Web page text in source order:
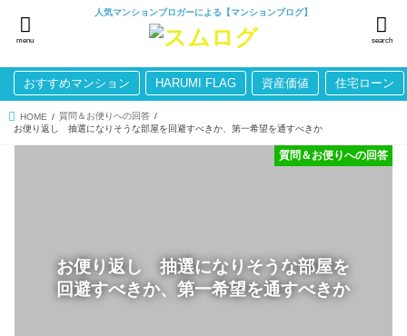
人気マンションブロガーによる【マンションブログ】
search
menu
おすすめマンション HARUMI FLAG 資産価値 住宅ローン
HOME
質問＆お便りへの回答
お便り返し 抽選になりそうな部屋を回避すべきか、第一希望を通すべきか
お便り返し 抽選になりそうな部屋を
回避すべきか、第一希望を通すべきか
質問＆お便りへの回答